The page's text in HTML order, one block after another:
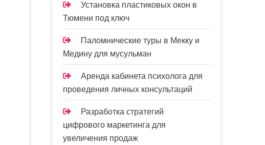
Установка пластиковых окон в
Тюмени под ключ
Паломнические туры в Мекку и
Медину для мусульман
Аренда кабинета психолога для
проведения личных консультаций
Разработка стратегий
цифрового маркетинга для
увеличения продаж